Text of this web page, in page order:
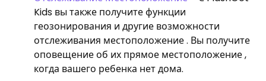
Kids вы также получите функции
геозонирования и другие возможности
отслеживания местоположение . Вы получите
оповещение об их прямое местоположение ,
когда вашего ребенка нет дома.